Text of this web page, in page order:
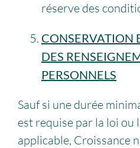
réserve des
CONSERVATION
DES
PERSONNELS
Sauf si une durée
est requise par la loi ou
applicable, Croissance